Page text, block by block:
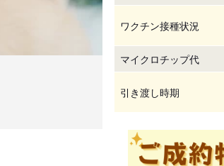
ワクチン接種状況
マイクロチップ代
引き渡し時期